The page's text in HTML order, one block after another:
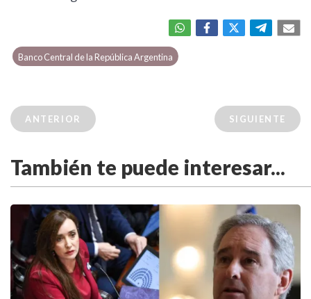
Banco Central de la República Argentina
ANTERIOR SIGUIENTE
También te puede interesar...